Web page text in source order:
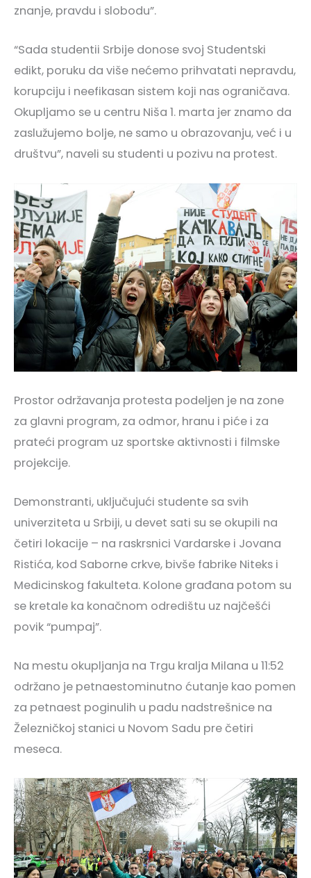
znanje, pravdu i slobodu”.
“Sada studentii Srbije donose svoj Studentski
edikt, poruku da više nećemo prihvatati nepravdu,
korupciju i neefikasan sistem koji nas ograničava.
Okupljamo se u centru Niša 1. marta jer znamo da
zaslužujemo bolje, ne samo u obrazovanju, već i u
društvu”, naveli su studenti u pozivu na protest.
Prostor održavanja protesta podeljen je na zone
za glavni program, za odmor, hranu i piće i za
prateći program uz sportske aktivnosti i filmske
projekcije.
Demonstranti, uključujući studente sa svih
univerziteta u Srbiji, u devet sati su se okupili na
četiri lokacije – na raskrsnici Vardarske i Jovana
Ristića, kod Saborne crkve, bivše fabrike Niteks i
Medicinskog fakulteta. Kolone građana potom su
se kretale ka konačnom odredištu uz najčešći
povik “pumpaj”.
Na mestu okupljanja na Trgu kralja Milana u 11:52
održano je petnaestominutno ćutanje kao pomen
za petnaest poginulih u padu nadstrešnice na
Železničkoj stanici u Novom Sadu pre četiri
meseca.